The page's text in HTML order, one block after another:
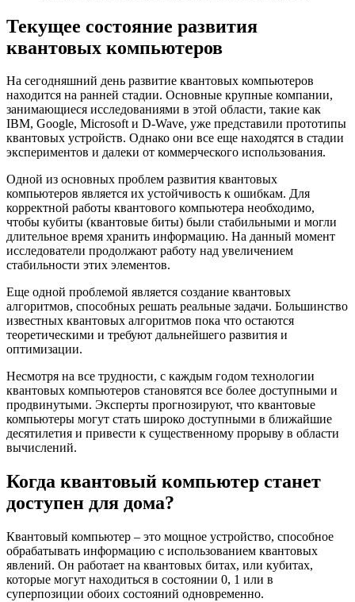
Текущее состояние развития
квантовых компьютеров
На сегодняшний день развитие квантовых компьютеров
находится на ранней стадии. Основные крупные компании,
занимающиеся исследованиями в этой области, такие как
IBM, Google, Microsoft и D-Wave, уже представили прототипы
квантовых устройств. Однако они все еще находятся в стадии
экспериментов и далеки от коммерческого использования.
Одной из основных проблем развития квантовых
компьютеров является их устойчивость к ошибкам. Для
корректной работы квантового компьютера необходимо,
чтобы кубиты (квантовые биты) были стабильными и могли
длительное время хранить информацию. На данный момент
исследователи продолжают работу над увеличением
стабильности этих элементов.
Еще одной проблемой является создание квантовых
алгоритмов, способных решать реальные задачи. Большинство
известных квантовых алгоритмов пока что остаются
теоретическими и требуют дальнейшего развития и
оптимизации.
Несмотря на все трудности, с каждым годом технологии
квантовых компьютеров становятся все более доступными и
продвинутыми. Эксперты прогнозируют, что квантовые
компьютеры могут стать широко доступными в ближайшие
десятилетия и привести к существенному прорыву в области
вычислений.
Когда квантовый компьютер станет
доступен для дома?
Квантовый компьютер – это мощное устройство, способное
обрабатывать информацию с использованием квантовых
явлений. Он работает на квантовых битах, или кубитах,
которые могут находиться в состоянии 0, 1 или в
суперпозиции обоих состояний одновременно.